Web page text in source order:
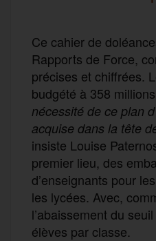
Ce cahier de
Rapports de Force,
précises et chiffrées.
budgété à 358 millions
nécessité de ce plan
acquise dans la tête
insiste Louise
premier lieu, des
d’enseignants pour
les lycées. Avec,
l’abaissement du
élèves par classe.